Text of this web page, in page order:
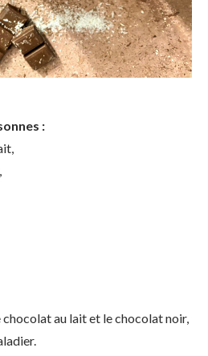
:
au lait et le chocolat noir,